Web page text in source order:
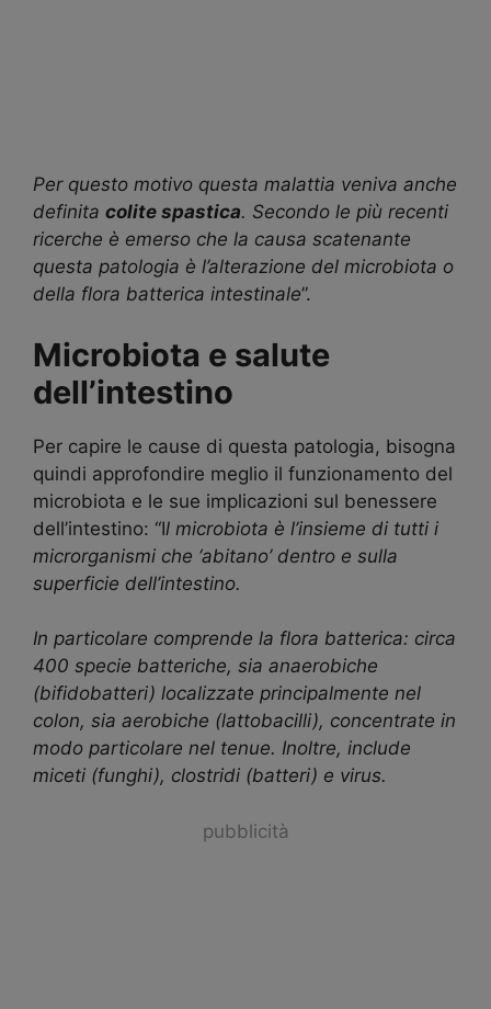
Per questo motivo questa malattia veniva anche
definita colite spastica. Secondo le più recenti
ricerche è emerso che la causa scatenante
questa patologia è l’alterazione del microbiota o
della flora batterica intestinale”.
Microbiota e salute
dell’intestino
Per capire le cause di questa patologia, bisogna
quindi approfondire meglio il funzionamento del
microbiota e le sue implicazioni sul benessere
dell’intestino: “Il microbiota è l’insieme di tutti i
microrganismi che ‘abitano’ dentro e sulla
superficie dell’intestino.
In particolare comprende la flora batterica: circa
400 specie batteriche, sia anaerobiche
(bifidobatteri) localizzate principalmente nel
colon, sia aerobiche (lattobacilli), concentrate in
modo particolare nel tenue. Inoltre, include
miceti (funghi), clostridi (batteri) e virus.
pubblicità